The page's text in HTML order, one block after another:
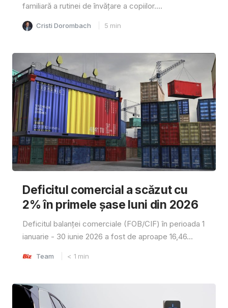
familiară a rutinei de învățare a copiilor....
Cristi Dorombach 5 min
Deficitul comercial a scăzut cu
2% în primele șase luni din 2026
Deficitul balanței comerciale (FOB/CIF) în perioada 1
ianuarie - 30 iunie 2026 a fost de aproape 16,46...
Team < 1 min